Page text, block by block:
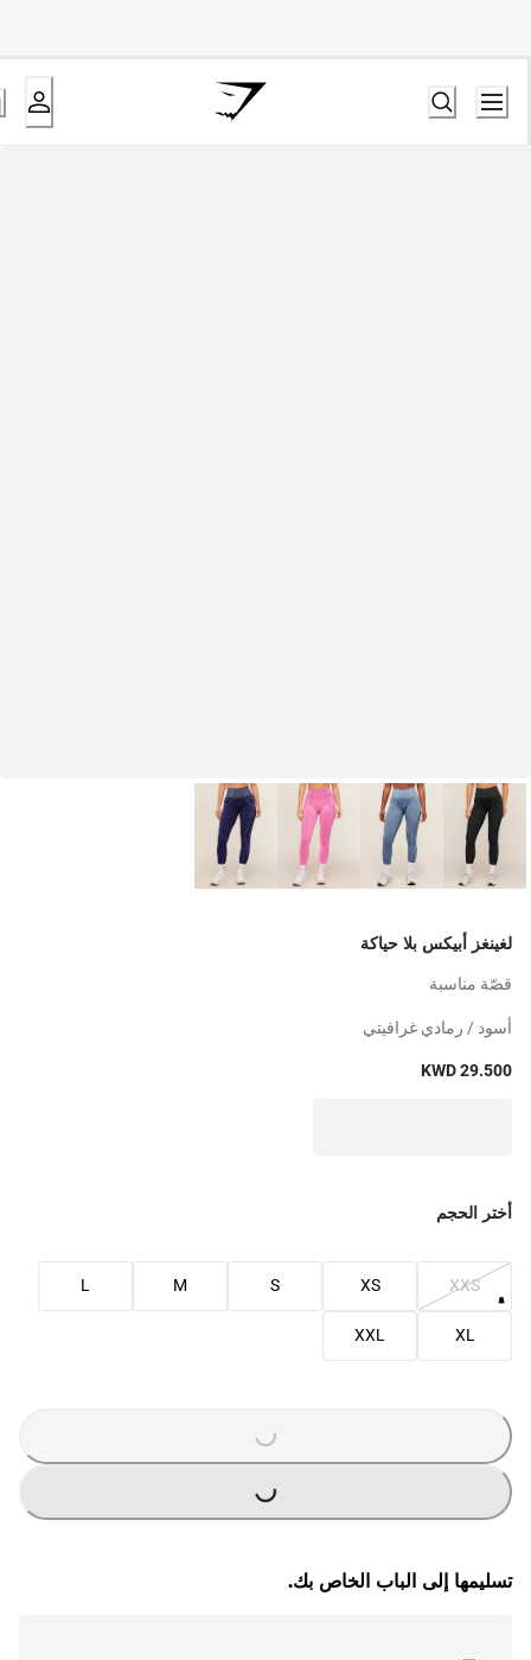
لغينغز أبيكس بلا حياكة
قصّة مناسبة
أسود / رمادي غرافيتي
KWD 29.500
أختر الحجم
XXS
XS
S
M
L
XL
XXL
G
.
G
.
تسليمها إلى الباب الخاص بك.